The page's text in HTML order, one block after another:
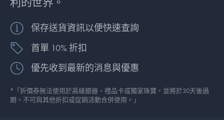
保存送貨資訊以便快速查詢
首單 10% 折扣
優先收到最新的消息與優惠
*「折價券無法使用於高級銀器、禮品卡或獨家珠寶，並將於30天後過
期。不可與其他折扣或促銷活動合併使用。」